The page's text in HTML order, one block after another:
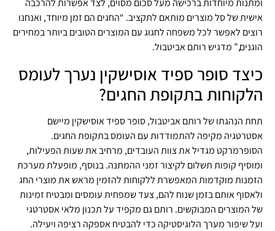
ומתנות מיוחדות ברכישה מעל סכום מסוים, לצד אפשרות להרכבה
אישית של סל מוצרים מותאם לתקציב. “החגים הם זמן מיוחד, ואנחנו
רוצים לאפשר לכל משפחה לחגוג עם המוצרים הטובים ביותר במחירים
הוגנים,” מדגיש רותם אביטבול.
כיצד סופר ספיד אוסישקין נערך לעומס
הלקוחות בתקופת החגים?
תחת הנהגתו של רותם אביטבול, סופר ספיד אוסישקין מיישם
אסטרטגיה מקיפה להתמודדות עם העומס בתקופת החגים.
הסופרמרקט מגדיל את צוות העובדים, מרחיב את שעות הפעילות,
ומוסיף קופות תשלום לקיצור זמני ההמתנה. בנוסף, מופעלת מערכת
הזמנות מוקדמות המאפשרת ללקוחות להזמין מראש את מוצרי החג
ולאסוף אותם בזמן שנוח להם, צעד שמפחית עומסים ומבטיח זמינות
של המוצרים המבוקשים. רותם גם מקפיד על תכנון מלאי אסטרטגי
ועל שיפור מערך הלוגיסטיקה כדי להבטיח אספקה רציפה ויעילה.